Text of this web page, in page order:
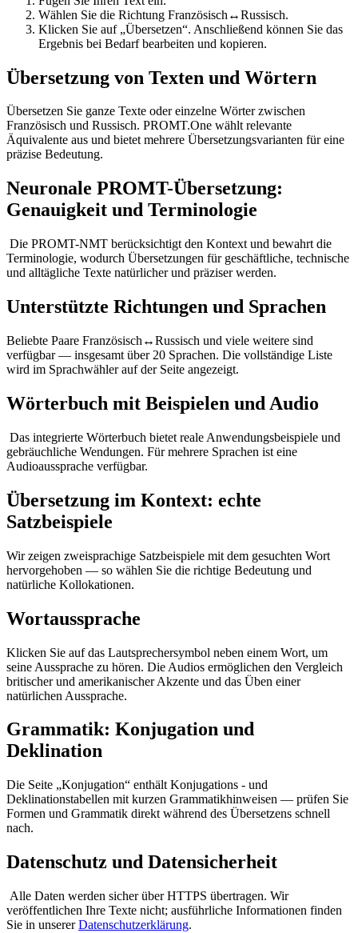
Wählen Sie die Richtung Französisch↔Russisch.
Klicken Sie auf „Übersetzen“. Anschließend können Sie das
Ergebnis bei Bedarf bearbeiten und kopieren.
Übersetzung von Texten und Wörtern
Übersetzen Sie ganze Texte oder einzelne Wörter zwischen
Französisch und Russisch. PROMT.One wählt relevante
Äquivalente aus und bietet mehrere Übersetzungsvarianten für eine
präzise Bedeutung.
Neuronale PROMT-Übersetzung:
Genauigkeit und Terminologie
Die PROMT-NMT berücksichtigt den Kontext und bewahrt die
Terminologie, wodurch Übersetzungen für geschäftliche, technische
und alltägliche Texte natürlicher und präziser werden.
Unterstützte Richtungen und Sprachen
Beliebte Paare Französisch↔Russisch und viele weitere sind
verfügbar — insgesamt über 20 Sprachen. Die vollständige Liste
wird im Sprachwähler auf der Seite angezeigt.
Wörterbuch mit Beispielen und Audio
Das integrierte Wörterbuch bietet reale Anwendungsbeispiele und
gebräuchliche Wendungen. Für mehrere Sprachen ist eine
Audioaussprache verfügbar.
Übersetzung im Kontext: echte
Satzbeispiele
Wir zeigen zweisprachige Satzbeispiele mit dem gesuchten Wort
hervorgehoben — so wählen Sie die richtige Bedeutung und
natürliche Kollokationen.
Wortaussprache
Klicken Sie auf das Lautsprechersymbol neben einem Wort, um
seine Aussprache zu hören. Die Audios ermöglichen den Vergleich
britischer und amerikanischer Akzente und das Üben einer
natürlichen Aussprache.
Grammatik: Konjugation und
Deklination
Die Seite „Konjugation“ enthält Konjugations - und
Deklinationstabellen mit kurzen Grammatikhinweisen — prüfen Sie
Formen und Grammatik direkt während des Übersetzens schnell
nach.
Datenschutz und Datensicherheit
Alle Daten werden sicher über HTTPS übertragen. Wir
veröffentlichen Ihre Texte nicht; ausführliche Informationen finden
Sie in unsererDatenschutzerklärung.